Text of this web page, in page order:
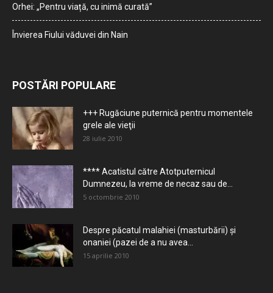
Orhei: „Pentru viață, cu inimă curată”
Învierea Fiului văduvei din Nain
POSTĂRI POPULARE
+++ Rugăciune puternică pentru momentele
grele ale vieţii
28 iulie 2010
**** Acatistul către Atotputernicul
Dumnezeu, la vreme de necaz sau de...
5 octombrie 2010
Despre păcatul malahiei (masturbării) şi
onaniei (pazei de a nu avea...
15 aprilie 2010